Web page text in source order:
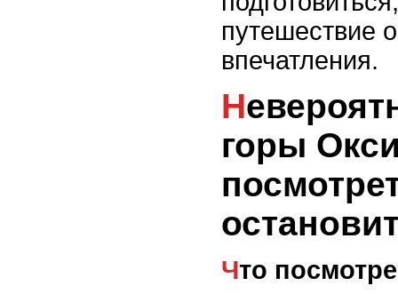
путешествие
впечатления.
Невероятные виды на
горы
Что